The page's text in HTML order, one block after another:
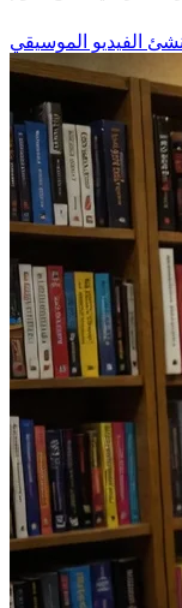
الفيديو الموسيقي